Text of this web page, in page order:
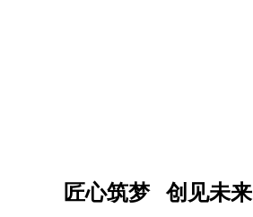
匠心筑梦 创见未来